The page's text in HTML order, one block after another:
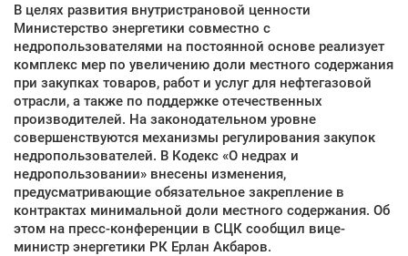
В целях развития внутристрановой ценности
Министерство энергетики совместно с
недропользователями на постоянной основе реализует
комплекс мер по увеличению доли местного содержания
при закупках товаров, работ и услуг для нефтегазовой
отрасли, а также по поддержке отечественных
производителей. На законодательном уровне
совершенствуются механизмы регулирования закупок
недропользователей. В Кодекс «О недрах и
недропользовании» внесены изменения,
предусматривающие обязательное закрепление в
контрактах минимальной доли местного содержания. Об
этом на пресс-конференции в СЦК сообщил вице-
министр энергетики РК Ерлан Акбаров.